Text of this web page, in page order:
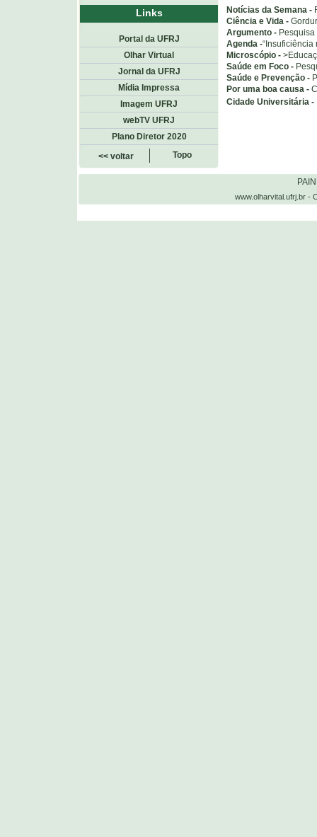
Notícias da Semana -
Ciência e Vida -
Argumento -
Agenda -“Insuficiência
Microscópio -
Saúde em Foco -
Saúde e Prevenção -
Por uma boa causa -
Cidade Universitária -
Links
Portal da UFRJ
Olhar Virtual
Jornal da UFRJ
Mídia Impressa
Imagem UFRJ
webTV UFRJ
Plano Diretor 2020
<< voltar
Topo
www.olharvital.ufrj.br -